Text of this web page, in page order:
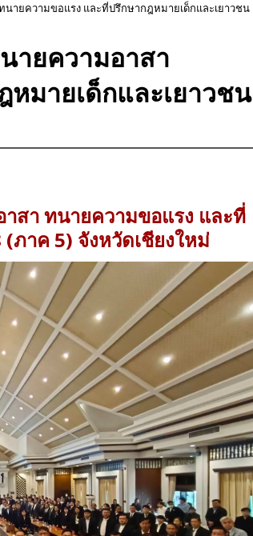
ายความขอแรง และที่ปรึกษากฎหมายเด็กและเยาวชน
ายความอาสา
มายเด็กและเยาวชน
สา ทนายความขอแรง และที่
ภาค 5) จังหวัดเชียงใหม่